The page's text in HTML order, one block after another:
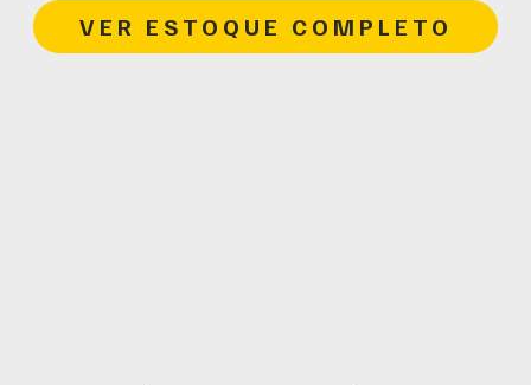
VER ESTOQUE COMPLETO